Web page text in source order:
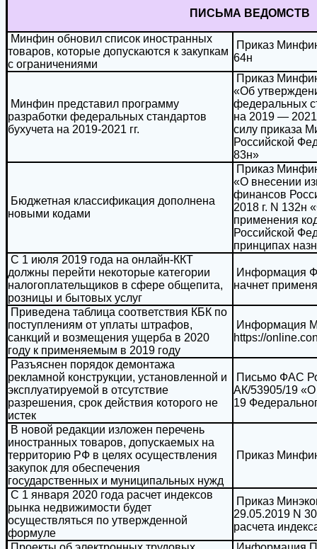
ПИСЬМА ВЕДОМСТВ
Минфин обновил список иностранных
товаров, которые допускаются к закупкам
с ограничениями
Приказ
64н
Минфин представил программу
разработки федеральных стандартов
бухучета на 2019-2021 гг.
Приказ
«Об
федеральных
на 2019 — 2021
силу приказа
Российской
83н»
Бюджетная классификация дополнена
новыми кодами
Приказ
«О внесении
финансов
2018 г. N 132н
применения
Российской
принципах
С 1 июля 2019 года на онлайн-ККТ
должны перейти некоторые категории
налогоплательщиков в сфере общепита,
розницы и бытовых услуг
Информация
начнет
Приведена таблица соответствия КБК по
поступлениям от уплаты штрафов,
санкций и возмещения ущерба в 2020
году к применяемым в 2019 году
Информация
https://
Разъяснен порядок демонтажа
рекламной конструкции, установленной и
эксплуатируемой в отсутствие
разрешения, срок действия которого не
истек
Письмо ФАС
АК/53905/19 «О
19
В новой редакции изложен перечень
иностранных товаров, допускаемых на
территорию РФ в целях осуществления
закупок для обеспечения
государственных и муниципальных нужд
Приказ
С 1 января 2020 года расчет индексов
рынка недвижимости будет
осуществляться по утвержденной
формуле
Приказ
29.05.2019 N
расчета